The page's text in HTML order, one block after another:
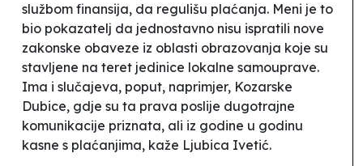
službom finansija, da regulišu plaćanja. Meni je to
bio pokazatelj da jednostavno nisu ispratili nove
zakonske obaveze iz oblasti obrazovanja koje su
stavljene na teret jedinice lokalne samouprave.
Ima i slučajeva, poput, naprimjer, Kozarske
Dubice, gdje su ta prava poslije dugotrajne
komunikacije priznata, ali iz godine u godinu
kasne s plaćanjima, kaže Ljubica Ivetić.